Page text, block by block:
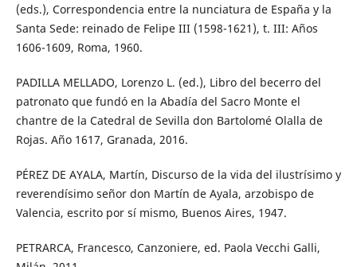
(eds.), Correspondencia entre la nunciatura de España y la
Santa Sede: reinado de Felipe III (1598-1621), t. III: Años
1606-1609, Roma, 1960.
PADILLA MELLADO, Lorenzo L. (ed.), Libro del becerro del
patronato que fundó en la Abadía del Sacro Monte el
chantre de la Catedral de Sevilla don Bartolomé Olalla de
Rojas. Año 1617, Granada, 2016.
PÉREZ DE AYALA, Martín, Discurso de la vida del ilustrísimo y
reverendísimo señor don Martín de Ayala, arzobispo de
Valencia, escrito por sí mismo, Buenos Aires, 1947.
PETRARCA, Francesco, Canzoniere, ed. Paola Vecchi Galli,